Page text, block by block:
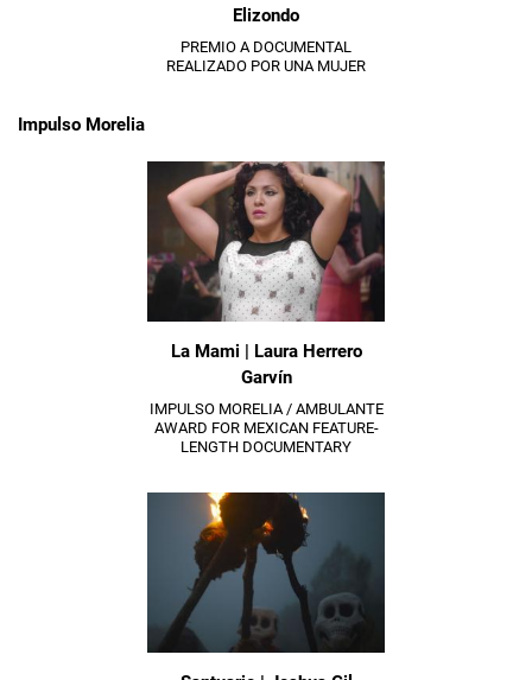
Elizondo
PREMIO A DOCUMENTAL
REALIZADO POR UNA MUJER
Impulso Morelia
La Mami | Laura Herrero
Garvín
IMPULSO MORELIA / AMBULANTE
AWARD FOR MEXICAN FEATURE-
LENGTH DOCUMENTARY